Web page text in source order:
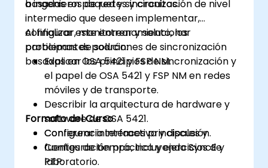
basadas en paquetes y circuitos.
a ingenieros de red y sincronización de nivel
intermedio que deseen implementar,
configurar, monitorear y solucionar
problemas de soluciones de sincronización
basadas en OSA 5421 y FSP NM.
Al finalizar este entrenamiento, los
participantes podrán:
Explicar los principios de sincronización y
el papel de OSA 5421 y FSP NM en redes
móviles y de transporte.
Describir la arquitectura de hardware y
software de OSA 5421.
Configurar interfaces principales y
fuentes de tiempo, incluyendo SyncE y
PTP.
Formato del Curso
Conferencia interactiva y discusión.
Configuración práctica y ejercicios de
laboratorio.